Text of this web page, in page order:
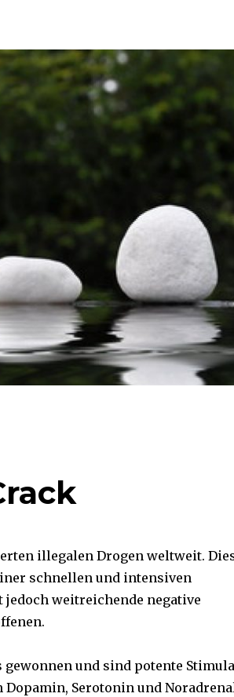
illegalen Drogen weltweit.
schnellen und intensiven
jedoch weitreichende negative
gewonnen und sind potente
Dopamin, Serotonin und